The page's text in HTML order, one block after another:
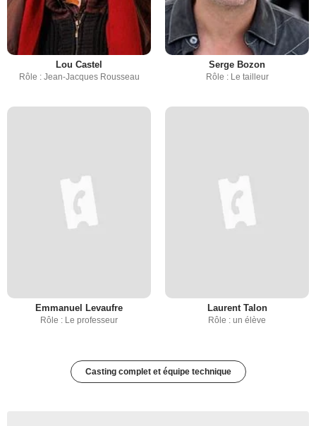
Lou Castel
Rôle : Jean-Jacques Rousseau
Serge Bozon
Rôle : Le tailleur
Emmanuel Levaufre
Rôle : Le professeur
Laurent Talon
Rôle : un élève
Casting complet et équipe technique